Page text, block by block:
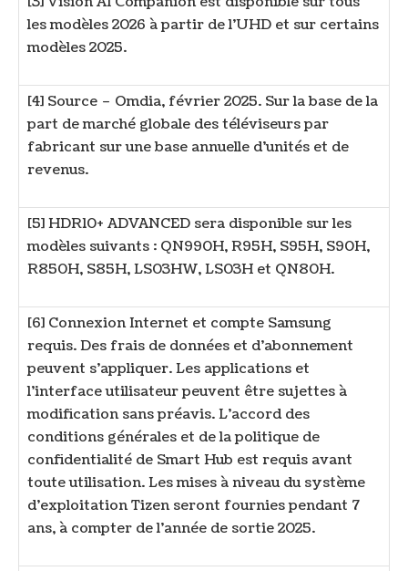
les modèles 2026 à partir de l’UHD et sur certains
modèles 2025.
[4] Source – Omdia, février 2025. Sur la base de la
part de marché globale des téléviseurs par
fabricant sur une base annuelle d’unités et de
revenus.
[5] HDR10+ ADVANCED sera disponible sur les
modèles suivants : QN990H, R95H, S95H, S90H,
R850H, S85H, LS03HW, LS03H et QN80H.
[6] Connexion Internet et compte Samsung
requis. Des frais de données et d’abonnement
peuvent s’appliquer. Les applications et
l’interface utilisateur peuvent être sujettes à
modification sans préavis. L’accord des
conditions générales et de la politique de
confidentialité de Smart Hub est requis avant
toute utilisation. Les mises à niveau du système
d’exploitation Tizen seront fournies pendant 7
ans, à compter de l’année de sortie 2025.